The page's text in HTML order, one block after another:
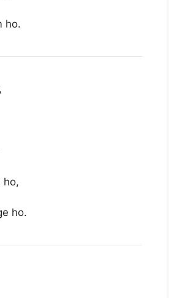
ho.
ho,
ho.